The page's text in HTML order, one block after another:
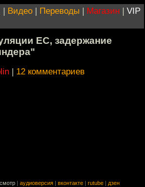
| Видео | Переводы | Магазин | VIP
ЕС, задержание
| 12 комментариев
аудиоверсия вконтакте rutube дзен